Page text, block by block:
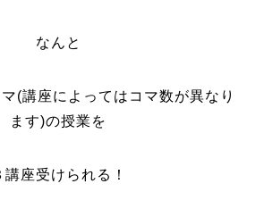
なんと
(講座によってはコマ数が異なり
ます)の授業を
講座受けられる！